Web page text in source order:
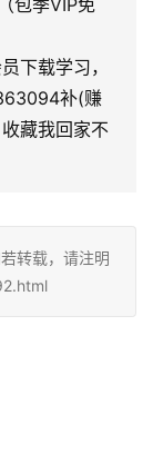
（包季VIP免
下载学习，
补(赚
藏我回家不
转载，请注明